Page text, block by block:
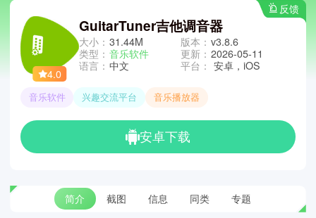
反馈
4.0
GuitarTuner吉他调音器
大小： 31.44M
类型： 音乐软件
语言： 中文
版本： v3.8.6
更新： 2026-05-11
平台： 安卓，iOS
音乐软件 兴趣交流平台 音乐播放器
安卓下载
简介 截图 信息 同类 专题